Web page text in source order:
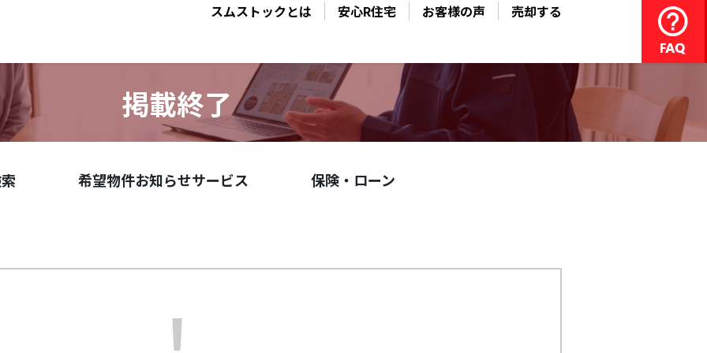
スムストックとは 安心R住宅 お客様の声 売却する
掲載終了
希望物件お知らせサービス 保険・ローン